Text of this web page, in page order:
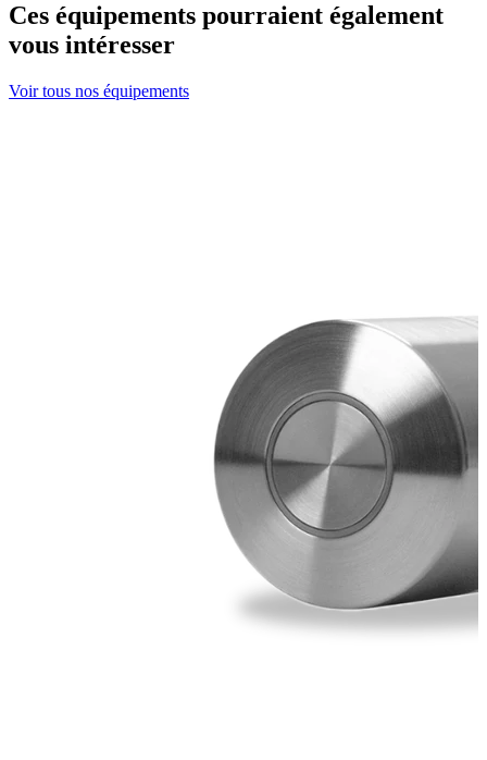
Ces équipements pourraient également
vous intéresser
Voir tous nos équipements